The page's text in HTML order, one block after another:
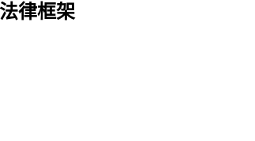
律框架